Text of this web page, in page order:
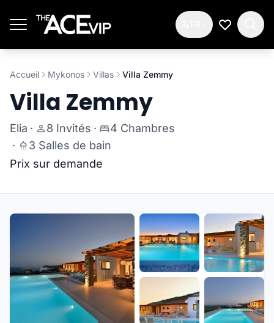
Ma Liste
Accueil Mykonos Villas Villa Zemmy
Villa Zemmy
Elia · 8 Invités ·
4 Chambres
·
3 Salles de bain
Prix sur demande